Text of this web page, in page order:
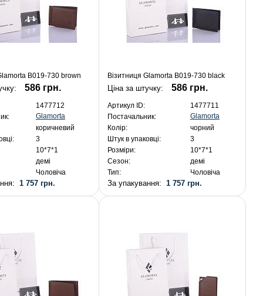
B019-730 brown
586 грн.
1477712
Glamorta
коричневий
3
10*7*1
демі
Чоловіча
1 757 грн.
Візитниця Glamorta B019-730 black
Ціна за штучку: 586 грн.
Артикул ID:
1477711
Постачальник:
Glamorta
Колір:
чорний
Штук в упаковці:
3
Розміри:
10*7*1
Сезон:
демі
Тип:
Чоловіча
За упакування: 1 757 грн.